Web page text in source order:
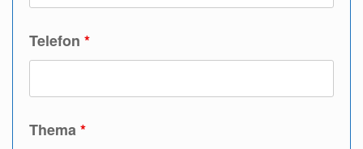
Telefon *
Thema*